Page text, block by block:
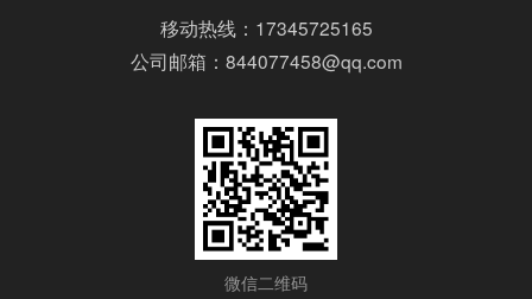
移动热线：17345725165
公司邮箱：844077458@qq.com
微信二维码